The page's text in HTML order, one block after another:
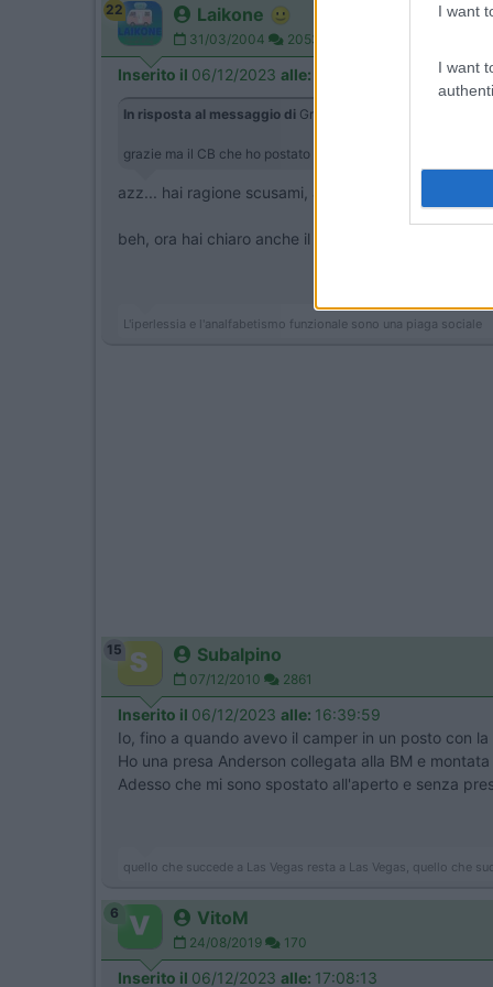
I want
I want
22 Laikone
31/03/2004 20536
Inserito il 06/12/2023 alle:
In risposta al messaggio di Gra76
grazie ma il CB che ho postato è da 1 amp tipo il tuo per
azz... hai ragione scusami, avevo letto 10000mA...
beh, ora hai chiaro anche il motivo della scelta
L'iperlessia e l'analfabetismo funzionale sono una piaga sociale
15 Subalpino
07/12/2010 2861
Inserito il 06/12/2023 alle: 16:39:59
Io, fino a quando avevo il camper in un posto con
Ho una presa Anderson collegata alla BM e
Adesso che mi sono spostato all'aperto e senza
quello che succede a Las Vegas resta a Las Vegas, quello che
6 VitoM
24/08/2019 170
Inserito il 06/12/2023 alle: 17:08:13